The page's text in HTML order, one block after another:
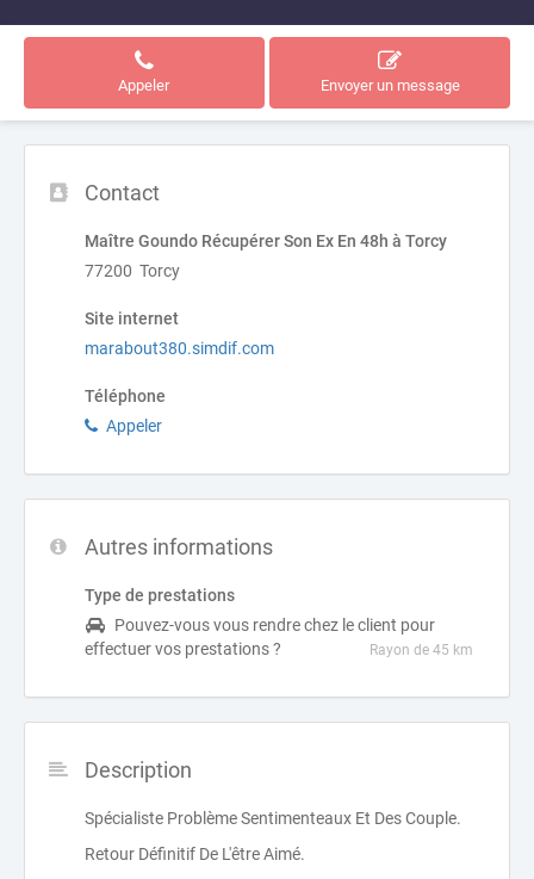
Appeler Envoyer un message
Contact
Maître Goundo Récupérer Son Ex En 48h à Torcy
77200 Torcy
Site internet
marabout380.simdif.com
Téléphone
Appeler
Autres informations
Type de prestations
Pouvez-vous vous rendre chez le client pour
effectuer vos prestations ?
Rayon de 45 km
Description
Spécialiste Problème Sentimenteaux Et Des Couple.
Retour Définitif De L'être Aimé.